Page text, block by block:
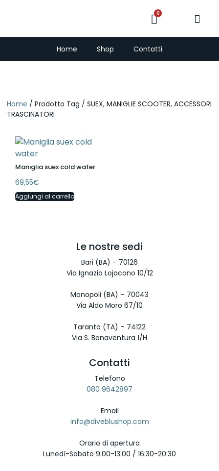
0
Home Shop Contatti
Home / Prodotto Tag / SUEX, MANIGLIE SCOOTER, ACCESSORI
TRASCINATORI
Maniglia suex cold water
69,55€
Aggiungi al carrello
Le nostre sedi
Bari (BA) – 70126
Via Ignazio Lojacono 10/12
Monopoli (BA) – 70043
Via Aldo Moro 67/10
Taranto (TA) – 74122
Via S. Bonaventura 1/H
Contatti
Telefono
080 9642897
Email
info@diveblushop.com
Orario di apertura
Lunedì-Sabato 9:00-13:00 / 16:30-20:30